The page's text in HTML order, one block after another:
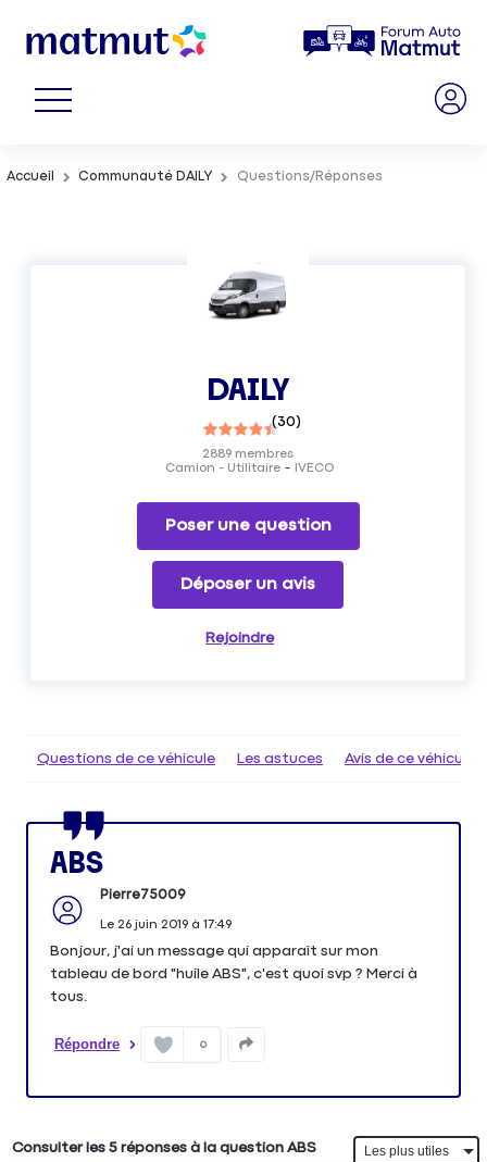
Accueil Communauté DAILY Questions/Réponses
DAILY
(30)
Camion - Utilitaire IVECO
2889 membres
Poser une question
Déposer un avis
Rejoindre
Questions de ce véhicule Les astuces Avis de ce véhicule
ABS
Pierre75009
Le 26 juin 2019à 17:49
Bonjour, j'ai un message qui apparaît sur mon
tableau de bord "huile ABS", c'est quoi svp ? Merci à
tous.
Répondre 0
Consulter les 5 réponses à la question ABS